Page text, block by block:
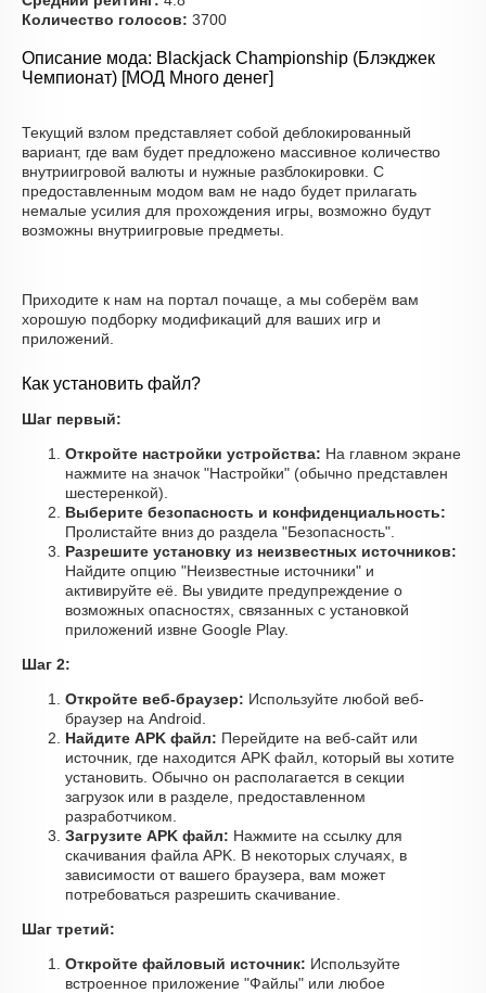
Количество голосов: 3700
Описание мода: Blackjack Championship (Блэкджек
Чемпионат) [МОД Много денег]
Текущий взлом представляет собой деблокированный
вариант, где вам будет предложено массивное количество
внутриигровой валюты и нужные разблокировки. С
предоставленным модом вам не надо будет прилагать
немалые усилия для прохождения игры, возможно будут
возможны внутриигровые предметы.
Приходите к нам на портал почаще, а мы соберём вам
хорошую подборку модификаций для ваших игр и
приложений.
Как установить файл?
Шаг первый:
Откройте настройки устройства: На главном экране
нажмите на значок "Настройки" (обычно представлен
шестеренкой).
Выберите безопасность и конфиденциальность:
Пролистайте вниз до раздела "Безопасность".
Разрешите установку из неизвестных источников:
Найдите опцию "Неизвестные источники" и
активируйте её. Вы увидите предупреждение о
возможных опасностях, связанных с установкой
приложений извне Google Play.
Шаг 2:
Откройте веб-браузер: Используйте любой веб-
браузер на Android.
Найдите APK файл: Перейдите на веб-сайт или
источник, где находится APK файл, который вы хотите
установить. Обычно он располагается в секции
загрузок или в разделе, предоставленном
разработчиком.
Загрузите APK файл: Нажмите на ссылку для
скачивания файла APK. В некоторых случаях, в
зависимости от вашего браузера, вам может
потребоваться разрешить скачивание.
Шаг третий:
Откройте файловый источник: Используйте
встроенное приложение "Файлы" или любое